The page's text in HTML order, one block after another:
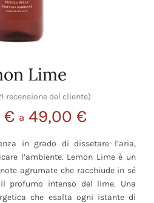
Lime
recensione del cliente)
€ a 49,00 €
in grado di dissetare l’aria,
l’ambiente. Lemon Lime è un
agrumate che racchiude in sé
profumo intenso del lime. Una
che esalta ogni istante di